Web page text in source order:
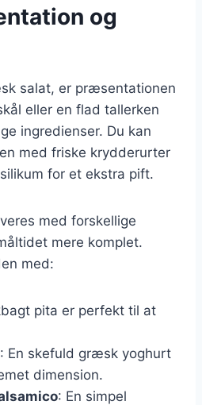
og
salat, er præsentationen
eller en flad tallerken
ingredienser. Du kan
med friske krydderurter
for et ekstra pift.
med forskellige
mere komplet.
med:
pita er perfekt til at
: En skefuld græsk yoghurt
dimension.
: En simpel